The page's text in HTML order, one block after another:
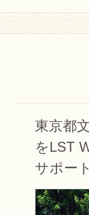
東京都
をLST
サポー